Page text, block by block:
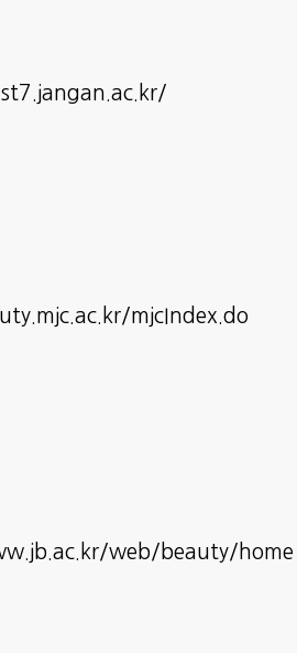
mjcIndex.do
web/beauty/home